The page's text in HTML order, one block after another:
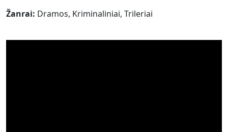
Žanrai: Dramos, Kriminaliniai, Trileriai